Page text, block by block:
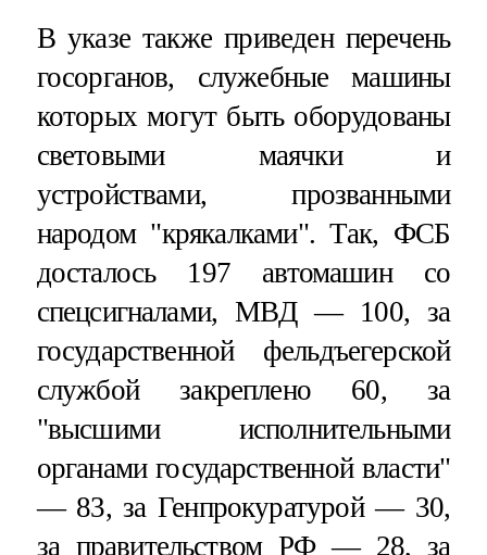
В указе также приведен перечень
госорганов, служебные машины
которых могут быть оборудованы
световыми маячки и
устройствами, прозванными
народом "крякалками". Так, ФСБ
досталось 197 автомашин со
спецсигналами, МВД — 100, за
государственной фельдъегерской
службой закреплено 60, за
"высшими исполнительными
органами государственной власти"
— 83, за Генпрокуратурой — 30,
за правительством РФ — 28, за